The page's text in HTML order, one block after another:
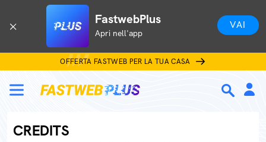
FastwebPlus
Apri nell'app
VAI
OFFERTA FASTWEB PER LA TUA CASA
CREDITS